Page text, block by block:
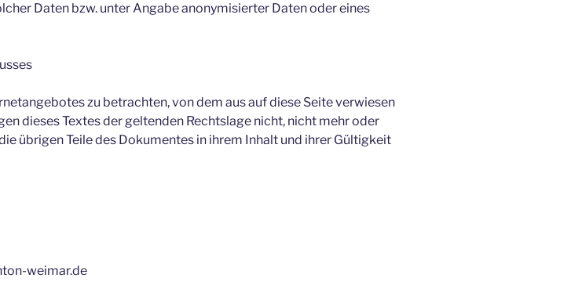
Daten bzw. unter Angabe anonymisierter Daten oder eines
zu betrachten, von dem aus auf diese Seite verwiesen
dieses Textes der geltenden Rechtslage nicht, nicht mehr oder
übrigen Teile des Dokumentes in ihrem Inhalt und ihrer Gültigkeit
weimar.de